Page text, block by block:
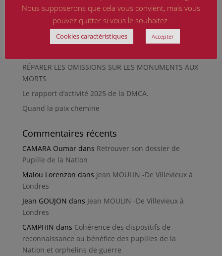
HIROSHIMA
En silence et en peine
Futur Mur des noms des victimes de la Seconde
RÉPARER LES OMISSIONS SUR LES MONUMENTS AUX
MORTS
Le rapport d’activité 2025 de la DMCA.
Quand la paix chemine
Commentaires récents
CAMARA Oumardans Retrouver son dossier de
Pupille de la Nation
Malou Lorenzon dans Jean MOULIN -De Villevieux à
Londres
Jean GOUJON dans Jean MOULIN -De Villevieux à
Londres
CAMPHIN dans Cohérence des dispositifs de
reconnaissance au bénéfice des pupilles de la
Nation et orphelins de guerre
Nous supposerons que cela vous convient, mais vous
pouvez quitter si vous le souhaitez.
Cookies caractéristiques Accepter